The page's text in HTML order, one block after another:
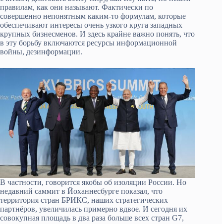
правилам, как они называют. Фактически по
совершенно непонятным каким-то формулам, которые
обеспечивают интересы очень узкого круга западных
крупных бизнесменов. И здесь крайне важно понять, что
в эту борьбу включаются ресурсы информационной
войны, дезинформации.
В частности, говорится якобы об изоляции России. Но
недавний саммит в Йоханнесбурге показал, что
территория стран БРИКС, наших стратегических
партнёров, увеличилась примерно вдвое. И сегодня их
совокупная площадь в два раза больше всех стран G7,